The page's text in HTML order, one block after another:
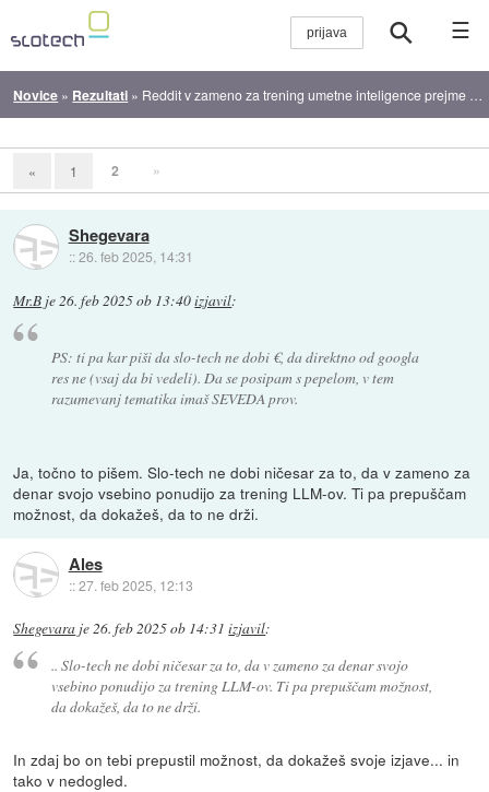
☰
Novice » Rezultati » Reddit v zameno za trening umetne inteligence prejme 130 milijonov dolarjev
« 1 2 »
Shegevara
::26. feb 2025, 14:31
Mr.B je26. feb 2025 ob 13:40izjavil:
PS: ti pa kar piši da slo-tech ne dobi €, da direktno od googla
res ne (vsaj da bi vedeli). Da se posipam s pepelom, v tem
razumevanj tematika imaš SEVEDA prov.
Ja, točno to pišem. Slo-tech ne dobi ničesar za to, da v zameno za
denar svojo vsebino ponudijo za trening LLM-ov. Ti pa prepuščam
možnost, da dokažeš, da to ne drži.
Ales
::27. feb 2025, 12:13
Shegevara je26. feb 2025 ob 14:31 izjavil:
.. Slo-tech ne dobi ničesar za to, da v zameno za denar svojo
vsebino ponudijo za trening LLM-ov. Ti pa prepuščam možnost,
da dokažeš, da to ne drži.
In zdaj bo on tebi prepustil možnost, da dokažeš svoje izjave... in
tako v nedogled.